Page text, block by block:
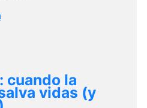
cuando la
vidas (y